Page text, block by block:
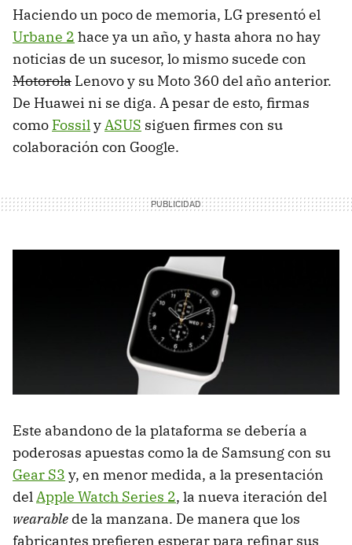
Haciendo un poco de memoria, LG presentó el
Urbane 2 hace ya un año, y hasta ahora no hay
noticias de un sucesor, lo mismo sucede con
Motorola Lenovo y su Moto 360 del año anterior.
De Huawei ni se diga. A pesar de esto, firmas
como FossilyASUS siguen firmes con su
colaboración con Google.
Este abandono de la plataforma se debería a
poderosas apuestas como la de Samsung con su
Gear S3 y, en menor medida, a la presentación
delApple Watch Series 2, la nueva iteración del
wearable de la manzana. De manera que los
fabricantes prefieren esperar para refinar sus